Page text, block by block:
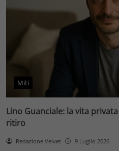
Miti
Lino Guanciale: la vita
ritiro
Redazione Velvet 9 Luglio 2026